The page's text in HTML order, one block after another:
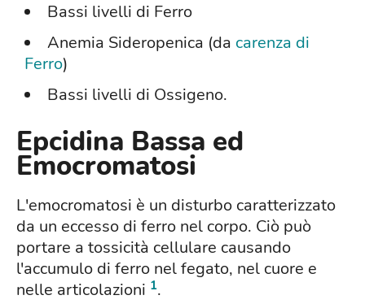
Bassi livelli di Ferro
Anemia Sideropenica (da carenza di
Ferro)
Bassi livelli di Ossigeno.
Epcidina Bassa ed
Emocromatosi
L'emocromatosi è un disturbo caratterizzato
da un eccesso di ferro nel corpo. Ciò può
portare a tossicità cellulare causando
l'accumulo di ferro nel fegato, nel cuore e
nelle articolazioni 1.